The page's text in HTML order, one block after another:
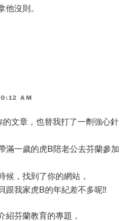
他沒則。
AM
的文章，也替我打了一劑強心針
滿一歲的虎B陪老公去芬蘭參加
候，找到了你的網站，
跟我家虎B的年紀差不多呢!!
紹芬蘭教育的專題，